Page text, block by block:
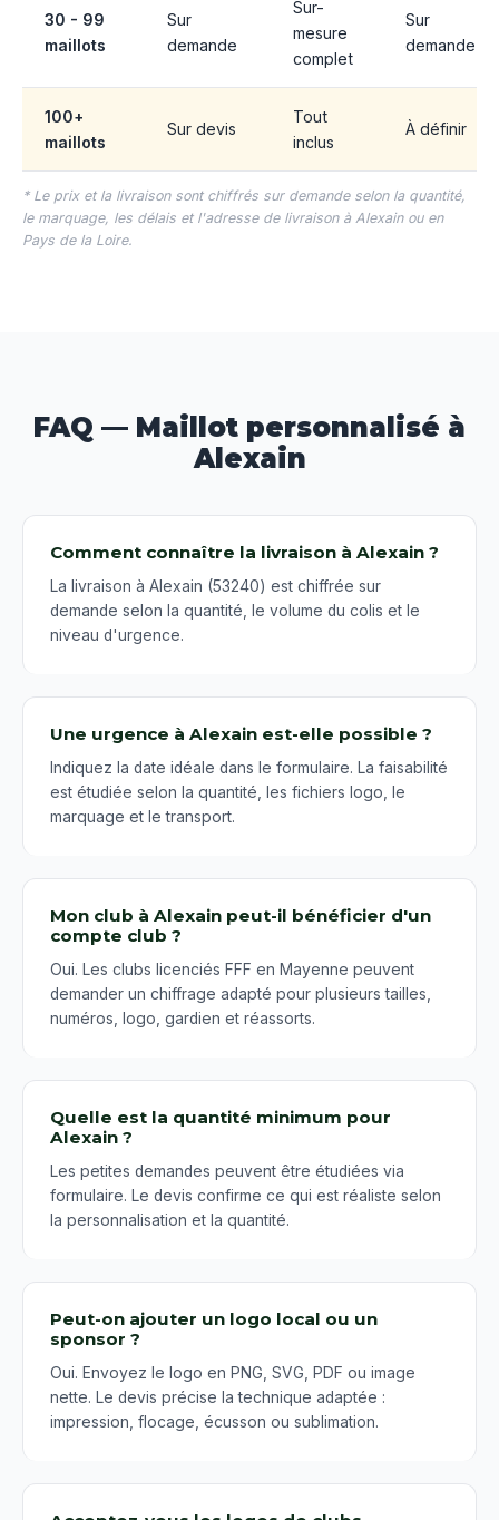
30 - 99
maillots
Sur
demande
Sur-
mesure
complet
Sur
demande
100+
maillots
Sur devis
Tout
inclus
À définir
* Le prix et la livraison sont chiffrés sur demande selon la quantité,
le marquage, les délais et l'adresse de livraison à Alexain ou en
Pays de la Loire.
FAQ — Maillot personnalisé à
Alexain
Comment connaître la livraison à Alexain ?
La livraison à Alexain (53240) est chiffrée sur
demande selon la quantité, le volume du colis et le
niveau d'urgence.
Une urgence à Alexain est-elle possible ?
Indiquez la date idéale dans le formulaire. La faisabilité
est étudiée selon la quantité, les fichiers logo, le
marquage et le transport.
Mon club à Alexain peut-il bénéficier d'un
compte club ?
Oui. Les clubs licenciés FFF en Mayenne peuvent
demander un chiffrage adapté pour plusieurs tailles,
numéros, logo, gardien et réassorts.
Quelle est la quantité minimum pour
Alexain ?
Les petites demandes peuvent être étudiées via
formulaire. Le devis confirme ce qui est réaliste selon
la personnalisation et la quantité.
Peut-on ajouter un logo local ou un
sponsor ?
Oui. Envoyez le logo en PNG, SVG, PDF ou image
nette. Le devis précise la technique adaptée :
impression, flocage, écusson ou sublimation.